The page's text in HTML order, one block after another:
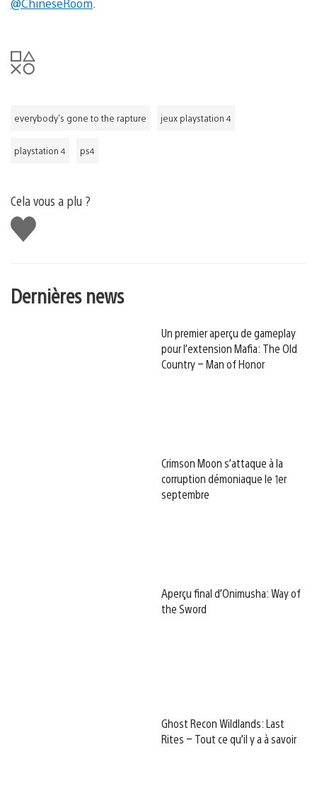
everybody's gone to the rapture jeux playstation 4
playstation 4 ps4
Cela vous a plu ?
J'aime
Dernières news
Un premier aperçu de gameplay
pour l’extension Mafia: The Old
Country – Man of Honor
Crimson Moon s’attaque à la
corruption démoniaque le 1er
septembre
Aperçu final d’Onimusha: Way of
the Sword
Ghost Recon Wildlands: Last
Rites – Tout ce qu’il y a à savoir